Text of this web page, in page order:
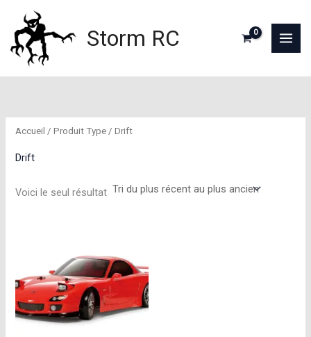
contenu
Storm RC
Accueil / Produit Type / Drift
Drift
Voici le seul résultat